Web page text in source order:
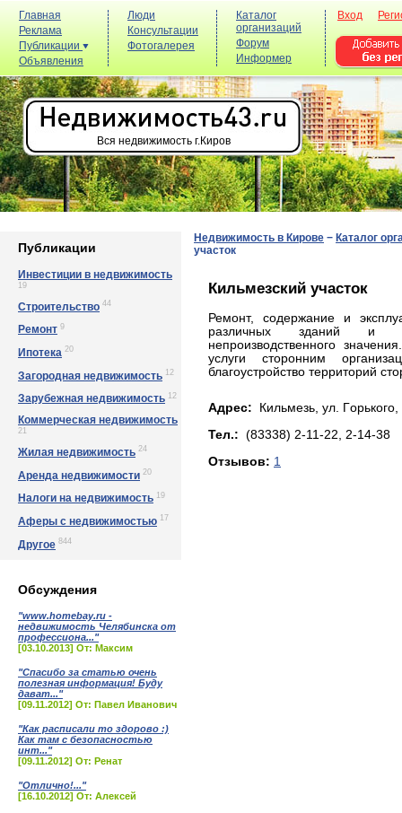
Главная
Реклама
Публикации
Объявления
Люди
Консультации
Фотогалерея
Каталог
организаций
Форум
Информер
Вход
Вся недвижимость г.Киров
Публикации
Инвестиции в недвижимость
19
Строительство 44
Ремонт 9
Ипотека 20
Загородная недвижимость 12
Зарубежная недвижимость 12
Коммерческая недвижимость
21
Жилая недвижимость 24
Аренда недвижимости 20
Налоги на недвижимость 19
Аферы с недвижимостью 17
Другое 844
Обсуждения
"www.homebay.ru -
недвижимость Челябинска от
профессиона..."
[03.10.2013] От: Максим
"Спасибо за статью очень
полезная информация! Буду
дават..."
[09.11.2012] От: Павел Иванович
"Как расписали то здорово :)
Как там с безопасностью
инт..."
[09.11.2012] От: Ренат
"Отлично!..."
[16.10.2012] От: Алексей
Недвижимость в Кирове − Каталог
участок
Кильмезский участок
Ремонт, содержание и
различных зданий и
непроизводственного
услуги сторонним
благоустройство территорий
Адрес: Кильмезь, yл. Гoрькoгo,
Тел.: (83338) 2-11-22, 2-14-38
Отзывов: 1